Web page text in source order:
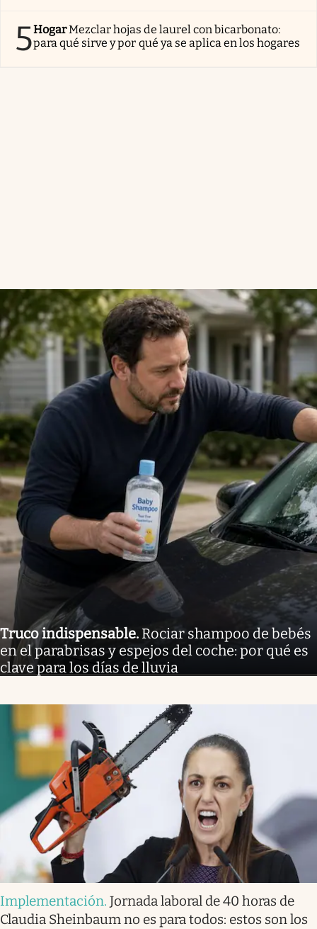
5HogarMezclar hojas de laurel con bicarbonato:
para qué sirve y por qué ya se aplica en los hogares
Truco indispensable. Rociar shampoo de bebés
en el parabrisas y espejos del coche: por qué es
clave para los días de lluvia
Implementación. Jornada laboral de 40 horas de
Claudia Sheinbaum no es para todos: estos son los